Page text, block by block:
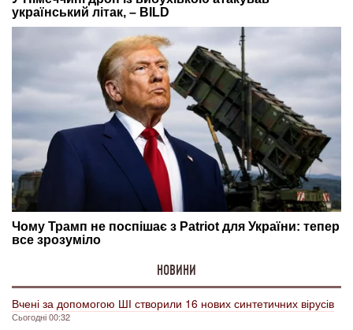
НОВИНИ
Вчені за допомогою ШІ створили 16 нових синтетичних вірусів
Сьогодні 00:32